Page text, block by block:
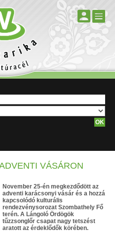
VÁSÁRON
November 25-én megkezdődött az
adventi karácsonyi vásár és a hozzá
kapcsolódó kulturális
rendezvénysorozat Szombathely Fő
terén. A Lángoló Ördögök
tűzzsonglőr csapat nagy tetszést
aratott az érdeklődők körében.